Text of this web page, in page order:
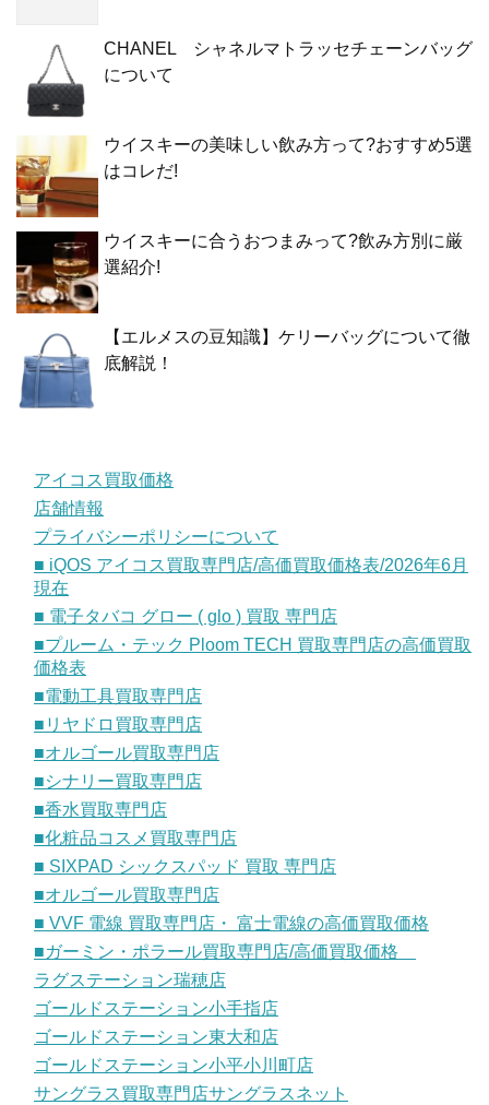
CHANEL シャネルマトラッセチェーンバッグ
について
ウイスキーの美味しい飲み方って?おすすめ5選
はコレだ!
ウイスキーに合うおつまみって?飲み方別に厳
選紹介!
【エルメスの豆知識】ケリーバッグについて徹
底解説！
アイコス買取価格
店舗情報
プライバシーポリシーについて
■ iQOS アイコス買取専門店/高価買取価格表/2026年6月
現在
■ 電子タバコ グロー ( glo ) 買取 専門店
■プルーム・テック Ploom TECH 買取専門店の高価買取
価格表
■電動工具買取専門店
■リヤドロ買取専門店
■オルゴール買取専門店
■シナリー買取専門店
■香水買取専門店
■化粧品コスメ買取専門店
■ SIXPAD シックスパッド 買取 専門店
■オルゴール買取専門店
■ VVF 電線 買取専門店・ 富士電線の高価買取価格
■ガーミン・ポラール買取専門店/高価買取価格
ラグステーション瑞穂店
ゴールドステーション小手指店
ゴールドステーション東大和店
ゴールドステーション小平小川町店
サングラス買取専門店サングラスネット